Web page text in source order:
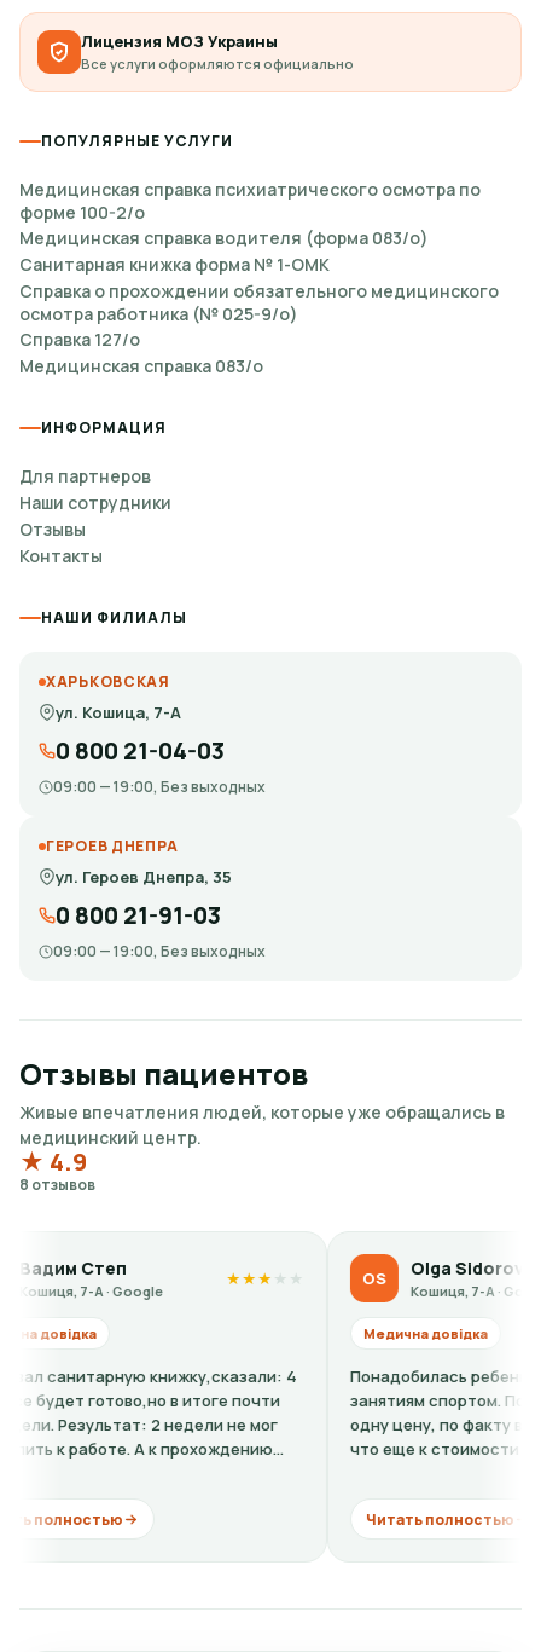
Лицензия МОЗ Украины
Все услуги оформляются официально
ПОПУЛЯРНЫЕ УСЛУГИ
Медицинская справка психиатрического осмотра по
форме 100-2/о
Медицинская справка водителя (форма 083/о)
Санитарная книжка форма № 1-ОМК
Справка о прохождении обязательного медицинского
осмотра работника (№ 025-9/о)
Справка 127/о
Медицинская справка 083/о
ИНФОРМАЦИЯ
Для партнеров
Наши сотрудники
Отзывы
Контакты
НАШИ ФИЛИАЛЫ
ХАРЬКОВСКАЯ
ул. Кошица, 7-А
0 800 21-04-03
09:00 — 19:00, Без выходных
ГЕРОЕВ ДНЕПРА
ул. Героев Днепра, 35
0 800 21-91-03
09:00 — 19:00, Без выходных
Отзывы пациентов
Живые впечатления людей, которые уже обращались в
медицинский центр.
★ 4.9
8 отзывов
Google
★
книжку,сказали: 4
в итоге почти
2 недели не мог
А к прохождению
OS Olga Sidorova
Кошиця, 7-А · Google
★
Медична довідка
Понадобилась ребенку справка-
занятиям спортом. По телефону
одну цену, по факту в клинике
что еще к стоимости нужно
Читать полностью